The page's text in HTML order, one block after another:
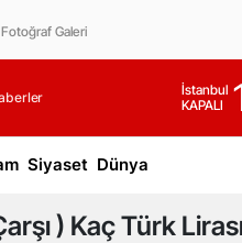
Fotoğraf Galeri
İstanbul
KAPALI
Siyaset Dünya
) Kaç Türk